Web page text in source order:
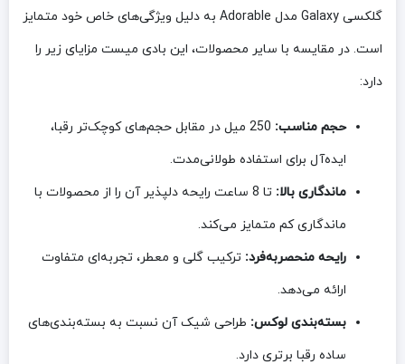
گلکسی Galaxy مدل Adorable به دلیل ویژگی‌های خاص خود متمایز
است. در مقایسه با سایر محصولات، این بادی میست مزایای زیر را
دارد:
حجم مناسب:
250 میل در مقابل حجم‌های کوچک‌تر رقبا،
ایده‌آل برای استفاده طولانی‌مدت.
ماندگاری بالا:
تا 8 ساعت رایحه دلپذیر آن را از محصولات با
ماندگاری کم متمایز می‌کند.
رایحه منحصربه‌فرد: ترکیب گلی و معطر، تجربه‌ای متفاوت
ارائه می‌دهد.
بسته‌بندی لوکس: طراحی شیک آن نسبت به بسته‌بندی‌های
ساده رقبا برتری دارد.